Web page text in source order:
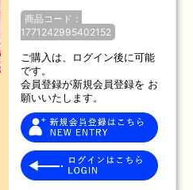
商品コード：
1771242995402152
ご購入は、ログイン後に可能
です。
会員登録が新規会員登録を お
願いいたします。